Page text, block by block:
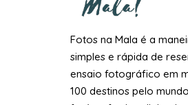
Fotos na Mala é a
simples e rápida de
ensaio fotográfico em
100 destinos pelo